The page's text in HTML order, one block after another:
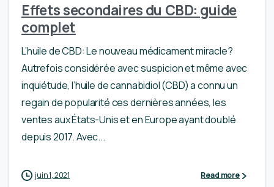
Effets secondaires du CBD: guide
complet
L’huile de CBD: Le nouveau médicament miracle?
Autrefois considérée avec suspicion et même avec
inquiétude, l’huile de cannabidiol (CBD) a connu un
regain de popularité ces dernières années, les
ventes aux États-Unis et en Europe ayant doublé
depuis 2017. Avec...
juin 1, 2021 Read more